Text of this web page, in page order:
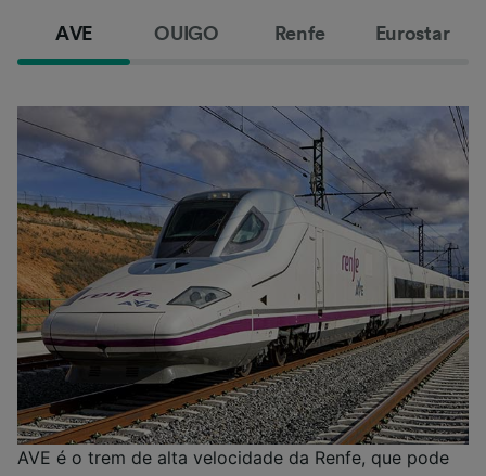
AVE OUIGO Renfe Eurostar
AVE é o trem de alta velocidade da Renfe, que pode